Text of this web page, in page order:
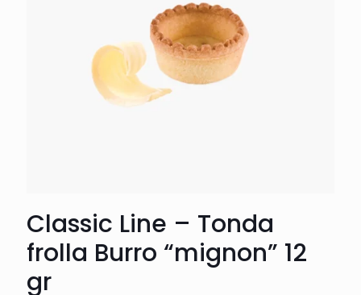
Classic Line – Tonda
frolla Burro “mignon” 12
gr